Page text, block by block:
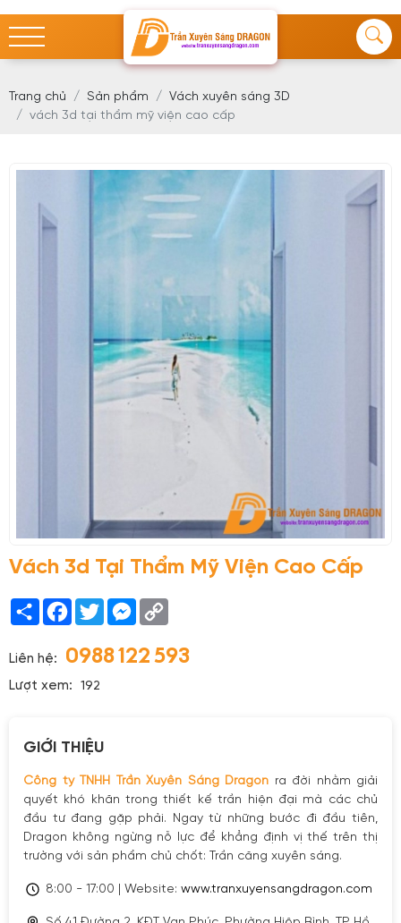
Trang chủ Sản phẩm
Vách xuyên sáng 3D
vách 3d tại thẩm mỹ viện cao cấp
Vách 3d Tại Thẩm Mỹ Viện Cao Cấp
Share Facebook
TwitterMessenger
Liên hệ: 0988 122 593
Lượt xem: 192
GIỚI THIỆU
Công ty TNHH Trần Xuyên Sáng Dragon ra đời nhằm giải
quyết khó khăn trong thiết kế trần hiện đại mà các chủ
đầu tư đang gặp phải. Ngay từ những bước đi đầu tiên,
Dragon không ngừng nỗ lực để khẳng định vị thế trên thị
trường với sản phẩm chủ chốt: Trần căng xuyên sáng.
8:00 - 17:00 | Website: www.tranxuyensangdragon.com